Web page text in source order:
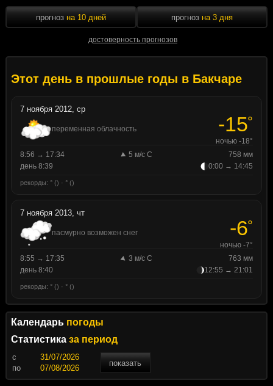
прогноз на 10 дней
достоверность прогнозов
прогноз на 3 дня
Этот день в прошлые годы в Бакчаре
7 ноября 2012, ср
переменная облачность -15°
ночью -18°
8:56 → 17:34
5 м/с С
758 мм
день 8:39
0:00 → 14:45
рекорды: ° () · ° ()
7 ноября 2013, чт
пасмурно возможен снег -6°
ночью -7°
8:55 → 17:35
3 м/с С
763 мм
день 8:40
12:55 → 21:01
рекорды: ° () · ° ()
Календарь погоды
Статистика за период
c
показать
по